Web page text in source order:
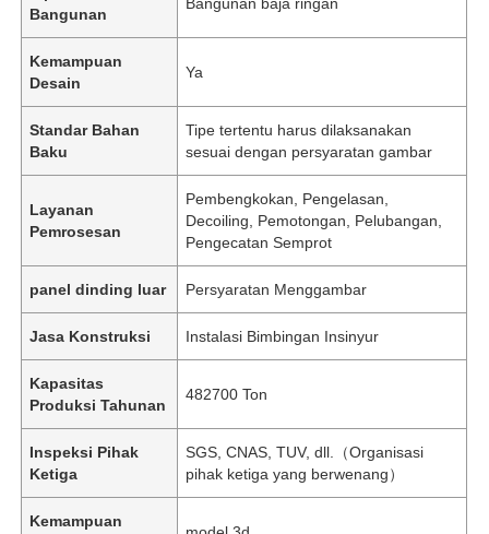
Bangunan
Kemampuan
Desain
Ya
Standar Bahan
Baku
Tipe tertentu harus dilaksanakan
sesuai dengan persyaratan gambar
Layanan
Pemrosesan
Pembengkokan, Pengelasan,
Decoiling, Pemotongan, Pelubangan,
Pengecatan Semprot
panel dinding luar Persyaratan Menggambar
Jasa Konstruksi Instalasi Bimbingan Insinyur
Kapasitas
Produksi Tahunan
482700 Ton
Inspeksi Pihak
Ketiga
SGS, CNAS, TUV, dll.（Organisasi
pihak ketiga yang berwenang）
Kemampuan